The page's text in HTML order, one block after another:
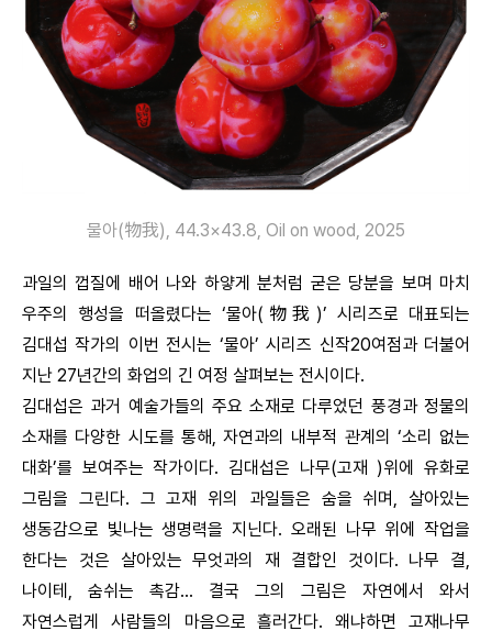
물아(物我), 44.3×43.8, Oil on wood, 2025
과일의 껍질에 배어 나와 하얗게 분처럼 굳은 당분을 보며 마치
우주의 행성을 떠올렸다는 ‘물아(物我)’ 시리즈로 대표되는
김대섭 작가의 이번 전시는 ‘물아’ 시리즈 신작20여점과 더불어
지난 27년간의 화업의 긴 여정 살펴보는 전시이다.
김대섭은 과거 예술가들의 주요 소재로 다루었던 풍경과 정물의
소재를 다양한 시도를 통해, 자연과의 내부적 관계의 ‘소리 없는
대화’를 보여주는 작가이다. 김대섭은 나무(고재 )위에 유화로
그림을 그린다. 그 고재 위의 과일들은 숨을 쉬며, 살아있는
생동감으로 빛나는 생명력을 지닌다. 오래된 나무 위에 작업을
한다는 것은 살아있는 무엇과의 재 결합인 것이다. 나무 결,
나이테, 숨쉬는 촉감… 결국 그의 그림은 자연에서 와서
자연스럽게 사람들의 마음으로 흘러간다. 왜냐하면 고재나무